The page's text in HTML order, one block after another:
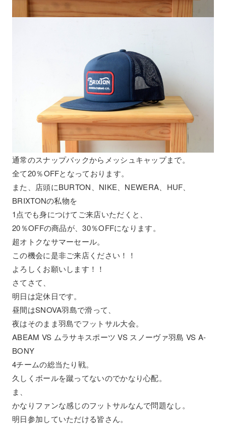
通常のスナップバックからメッシュキャップまで。
全て20％OFFとなっております。
また、店頭にBURTON、NIKE、NEWERA、HUF、
BRIXTONの私物を
1点でも身につけてご来店いただくと、
20％OFFの商品が、30％OFFになります。
超オトクなサマーセール。
この機会に是非ご来店ください！！
よろしくお願いします！！
さてさて、
明日は定休日です。
昼間はSNOVA羽島で滑って、
夜はそのまま羽島でフットサル大会。
ABEAM VS ムラサキスポーツ VS スノーヴァ羽島 VS A-
BONY
4チームの総当たり戦。
久しくボールを蹴ってないのでかなり心配。
ま、
かなりファンな感じのフットサルなんで問題なし。
明日参加していただける皆さん。